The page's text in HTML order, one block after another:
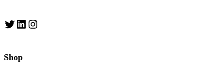
Twitter LinkedIn Instagram
Shop